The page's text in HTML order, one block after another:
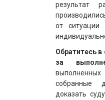
результат
от
Обратитесь
за
собранные
доказать